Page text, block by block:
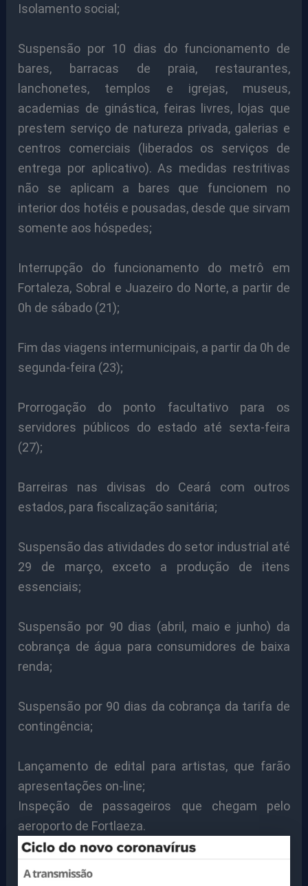
Isolamento social;
Suspensão por 10 dias do funcionamento de
bares, barracas de praia, restaurantes,
lanchonetes, templos e igrejas, museus,
academias de ginástica, feiras livres, lojas que
prestem serviço de natureza privada, galerias e
centros comerciais (liberados os serviços de
entrega por aplicativo). As medidas restritivas
não se aplicam a bares que funcionem no
interior dos hotéis e pousadas, desde que sirvam
somente aos hóspedes;
Interrupção do funcionamento do metrô em
Fortaleza, Sobral e Juazeiro do Norte, a partir de
0h de sábado (21);
Fim das viagens intermunicipais, a partir da 0h de
segunda-feira (23);
Prorrogação do ponto facultativo para os
servidores públicos do estado até sexta-feira
(27);
Barreiras nas divisas do Ceará com outros
estados, para fiscalização sanitária;
Suspensão das atividades do setor industrial até
29 de março, exceto a produção de itens
essenciais;
Suspensão por 90 dias (abril, maio e junho) da
cobrança de água para consumidores de baixa
renda;
Suspensão por 90 dias da cobrança da tarifa de
contingência;
Lançamento de edital para artistas, que farão
apresentações on-line;
Inspeção de passageiros que chegam pelo
aeroporto de Fortlaeza.